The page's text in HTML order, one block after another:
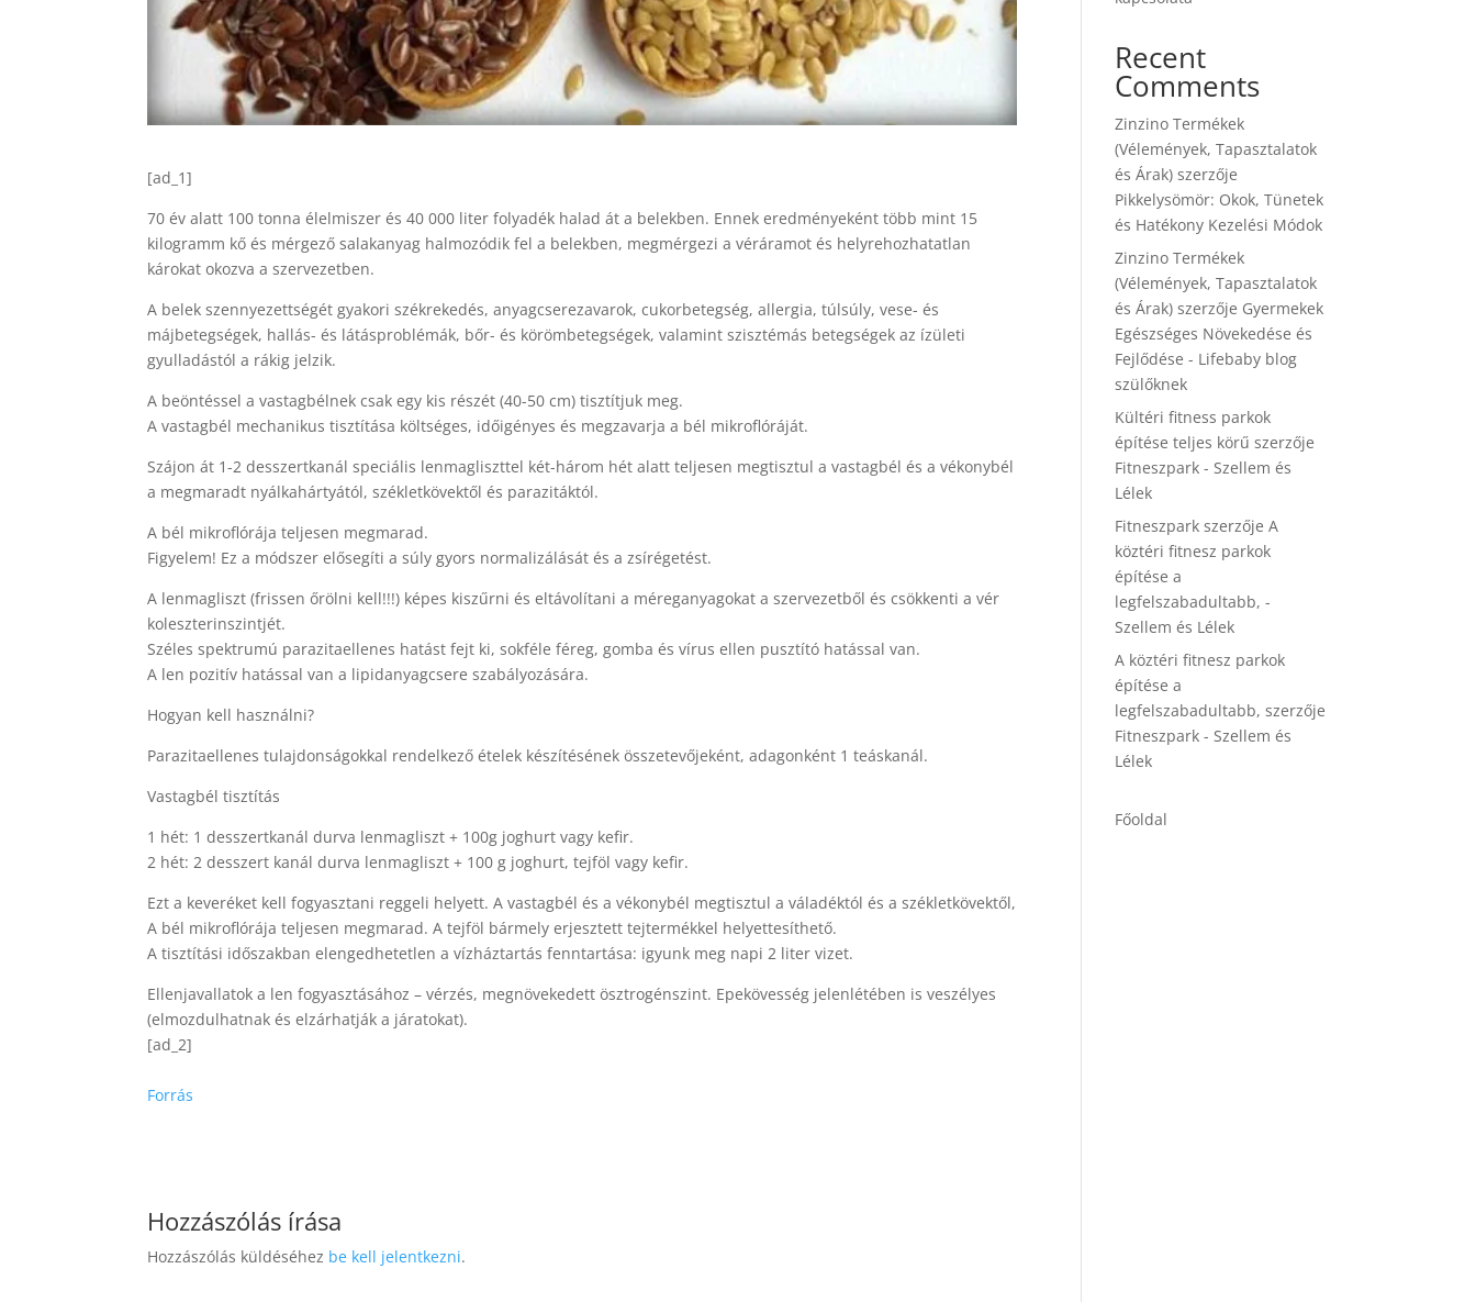
[ad_1]
70 év alatt 100 tonna élelmiszer és 40 000 liter folyadék halad át a belekben. Ennek eredményeként több mint 15
kilogramm kő és mérgező salakanyag halmozódik fel a belekben, megmérgezi a véráramot és helyrehozhatatlan
károkat okozva a szervezetben.
A belek szennyezettségét gyakori székrekedés, anyagcserezavarok, cukorbetegség, allergia, túlsúly, vese- és
májbetegségek, hallás- és látásproblémák, bőr- és körömbetegségek, valamint szisztémás betegségek az ízületi
gyulladástól a rákig jelzik.
A beöntéssel a vastagbélnek csak egy kis részét (40-50 cm) tisztítjuk meg.
A vastagbél mechanikus tisztítása költséges, időigényes és megzavarja a bél mikroflóráját.
Szájon át 1-2 desszertkanál speciális lenmagliszttel két-három hét alatt teljesen megtisztul a vastagbél és a vékonybél
a megmaradt nyálkahártyától, székletkövektől és parazitáktól.
A bél mikroflórája teljesen megmarad.
Figyelem! Ez a módszer elősegíti a súly gyors normalizálását és a zsírégetést.
A lenmagliszt (frissen őrölni kell!!!) képes kiszűrni és eltávolítani a méreganyagokat a szervezetből és csökkenti a vér
koleszterinszintjét.
Széles spektrumú parazitaellenes hatást fejt ki, sokféle féreg, gomba és vírus ellen pusztító hatással van.
A len pozitív hatással van a lipidanyagcsere szabályozására.
Hogyan kell használni?
Parazitaellenes tulajdonságokkal rendelkező ételek készítésének összetevőjeként, adagonként 1 teáskanál.
Vastagbél tisztítás
1 hét: 1 desszertkanál durva lenmagliszt + 100g joghurt vagy kefir.
2 hét: 2 desszert kanál durva lenmagliszt + 100 g joghurt, tejföl vagy kefir.
Ezt a keveréket kell fogyasztani reggeli helyett. A vastagbél és a vékonybél megtisztul a váladéktól és a székletkövektől,
A bél mikroflórája teljesen megmarad. A tejföl bármely erjesztett tejtermékkel helyettesíthető.
A tisztítási időszakban elengedhetetlen a vízháztartás fenntartása: igyunk meg napi 2 liter vizet.
Ellenjavallatok a len fogyasztásához – vérzés, megnövekedett ösztrogénszint. Epekövesség jelenlétében is veszélyes
(elmozdulhatnak és elzárhatják a járatokat).
[ad_2]
Forrás
Hozzászólás írása
Hozzászólás küldéséhez be kell jelentkezni.
Recent
Comments
Zinzino Termékek
(Vélemények, Tapasztalatok
és Árak) szerzője
Pikkelysömör: Okok, Tünetek
és Hatékony Kezelési Módok
Zinzino Termékek
(Vélemények, Tapasztalatok
és Árak) szerzője Gyermekek
Egészséges Növekedése és
Fejlődése - Lifebaby blog
szülőknek
Kültéri fitness parkok
építése teljes körű szerzője
Fitneszpark - Szellem és
Lélek
Fitneszpark szerzőjeA
köztéri fitnesz parkok
építése a
legfelszabadultabb, -
Szellem és Lélek
A köztéri fitnesz parkok
építése a
legfelszabadultabb, szerzője
Fitneszpark - Szellem és
Lélek
Főoldal